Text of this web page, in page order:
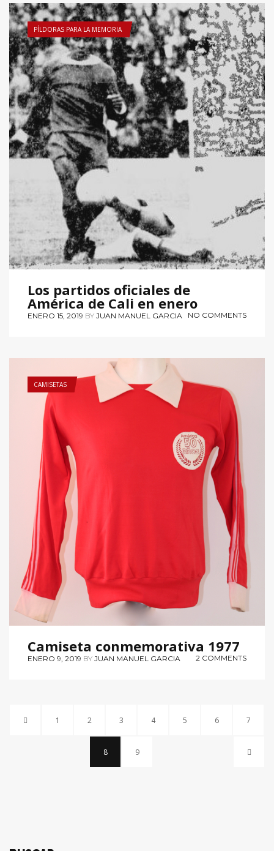
PÍLDORAS PARA LA MEMORIA
Los partidos oficiales de
América de Cali en enero
ENERO 15, 2019 BY JUAN MANUEL GARCIA NO COMMENTS
CAMISETAS
Camiseta conmemorativa 1977
ENERO 9, 2019 BY JUAN MANUEL GARCIA 2 COMMENTS
1 2 3 4 5 6 7
8 9